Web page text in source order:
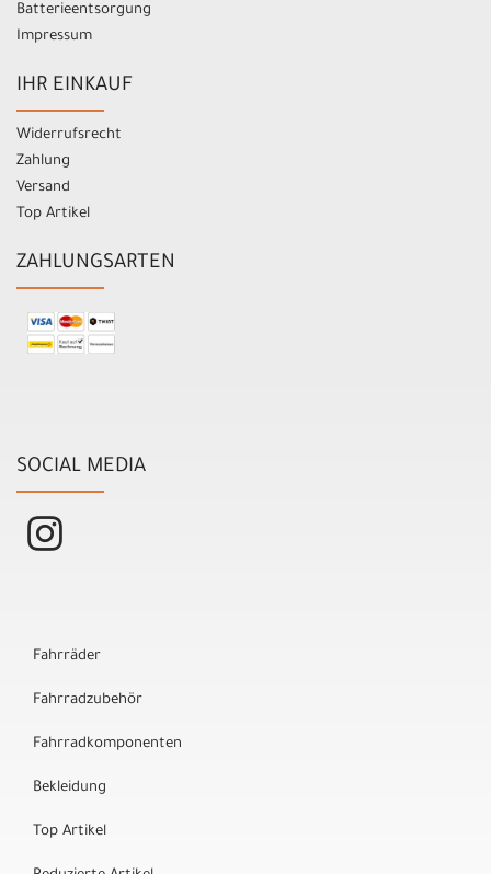
Batterieentsorgung
Impressum
IHR EINKAUF
Widerrufsrecht
Zahlung
Versand
Top Artikel
ZAHLUNGSARTEN
SOCIAL MEDIA
Fahrräder
Fahrradzubehör
Fahrradkomponenten
Bekleidung
Top Artikel